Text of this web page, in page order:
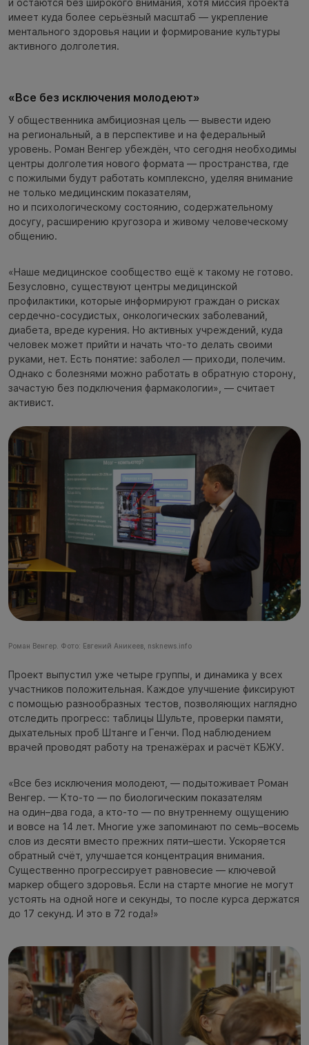
и остаются без широкого внимания, хотя миссия проекта
имеет куда более серьёзный масштаб — укрепление
ментального здоровья нации и формирование культуры
активного долголетия.
«Все без исключения молодеют»
У общественника амбициозная цель — вывести идею
на региональный, а в перспективе и на федеральный
уровень. Роман Венгер убеждён, что сегодня необходимы
центры долголетия нового формата — пространства, где
с пожилыми будут работать комплексно, уделяя внимание
не только медицинским показателям,
но и психологическому состоянию, содержательному
досугу, расширению кругозора и живому человеческому
общению.
«Наше медицинское сообщество ещё к такому не готово.
Безусловно, существуют центры медицинской
профилактики, которые информируют граждан о рисках
сердечно-сосудистых, онкологических заболеваний,
диабета, вреде курения. Но активных учреждений, куда
человек может прийти и начать что-то делать своими
руками, нет. Есть понятие: заболел — приходи, полечим.
Однако с болезнями можно работать в обратную сторону,
зачастую без подключения фармакологии», — считает
активист.
Роман Венгер. Фото: Евгений Аникеев, nsknews.info
Проект выпустил уже четыре группы, и динамика у всех
участников положительная. Каждое улучшение фиксируют
с помощью разнообразных тестов, позволяющих наглядно
отследить прогресс: таблицы Шульте, проверки памяти,
дыхательных проб Штанге и Генчи. Под наблюдением
врачей проводят работу на тренажёрах и расчёт КБЖУ.
«Все без исключения молодеют, — подытоживает Роман
Венгер. — Кто-то — по биологическим показателям
на один–два года, а кто-то — по внутреннему ощущению
и вовсе на 14 лет. Многие уже запоминают по семь–восемь
слов из десяти вместо прежних пяти–шести. Ускоряется
обратный счёт, улучшается концентрация внимания.
Существенно прогрессирует равновесие — ключевой
маркер общего здоровья. Если на старте многие не могут
устоять на одной ноге и секунды, то после курса держатся
до 17 секунд. И это в 72 года!»